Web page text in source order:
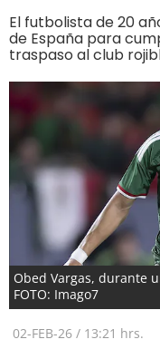
El futbolista de 20
de España para
traspaso al club
Obed Vargas, durante
FOTO: Imago7
02-FEB-26 / 13:21 hrs.